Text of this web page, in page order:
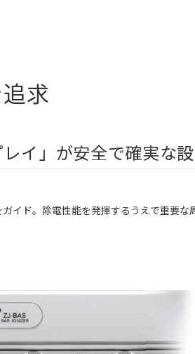
求
イ」が安全で確実な
ガイド。除電性能を発揮するうえで重要